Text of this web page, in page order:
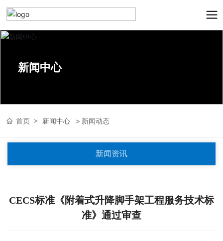
新闻中心
首页 新闻中心 新闻动态
新闻资讯
CECS标准《附着式升降脚手架工程服务技术标
准》通过审查